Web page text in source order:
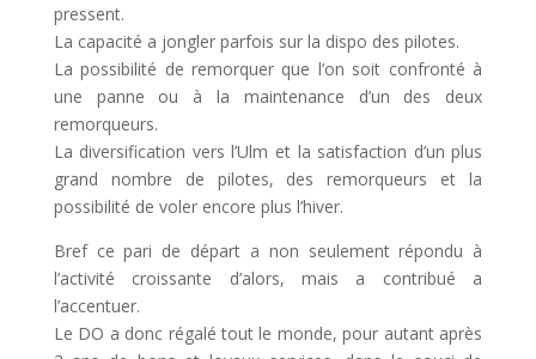
pressent.
La capacité a jongler parfois sur la dispo des pilotes.
La possibilité de remorquer que l’on soit confronté à
une panne ou à la maintenance d’un des deux
remorqueurs.
La diversification vers l’Ulm et la satisfaction d’un plus
grand nombre de pilotes, des remorqueurs et la
possibilité de voler encore plus l’hiver.
Bref ce pari de départ a non seulement répondu à
l’activité croissante d’alors, mais a contribué a
l’accentuer.
Le DO a donc régalé tout le monde, pour autant après